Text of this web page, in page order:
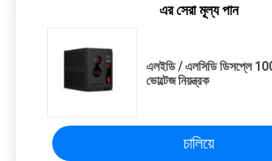
এর সেরা মূল্য পান
এলইডি / এলসিডি ডিসপ্লে
ভোল্টেজ নিয়ন্ত্রক
চালিয়ে